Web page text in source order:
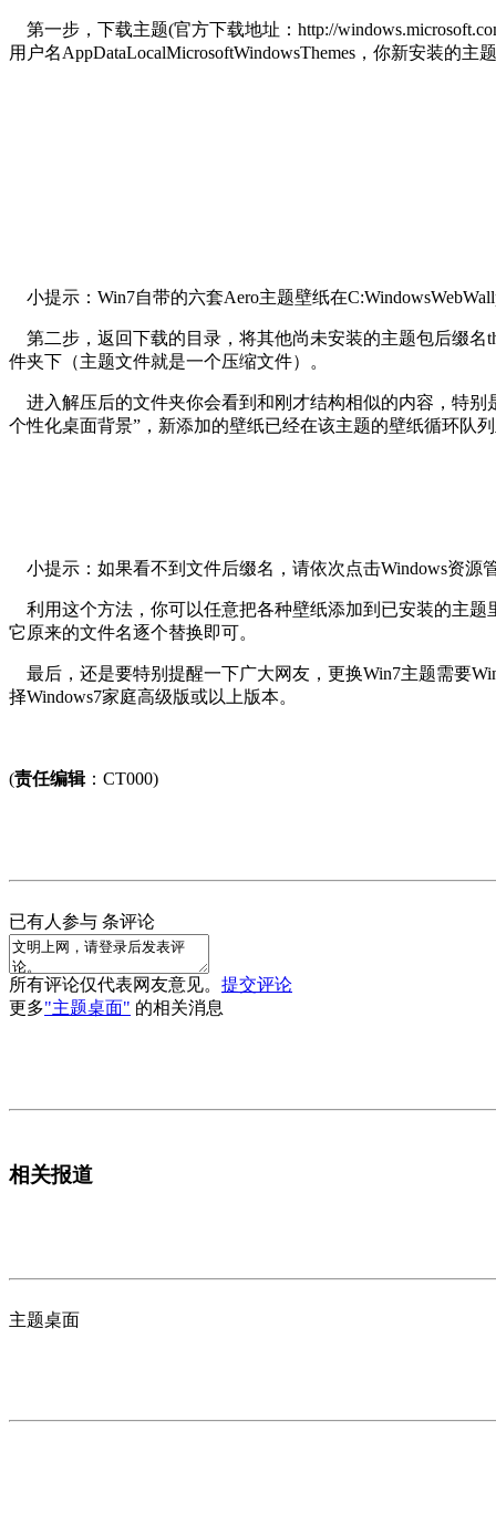
第一步，下载主题(官方下载地址：http://
用户名AppDataLocalMicrosoftWindowsThemes，你新安装的
小提示：Win7自带的六套Aero主题壁纸在
第二步，返回下载的目录，将其他尚未安装的主题包后缀名
件夹下（主题文件就是一个压缩文件）。
进入解压后的文件夹你会看到和刚才结构相似的内容，特别
个性化桌面背景”，新添加的壁纸已经在该主题的壁纸循环队
小提示：如果看不到文件后缀名，请依次点击Windows资源
利用这个方法，你可以任意把各种壁纸添加到已安装的主题
它原来的文件名逐个替换即可。
最后，还是要特别提醒一下广大网友，更换Win7主题需要
择Windows7家庭高级版或以上版本。
(责任编辑：CT000)
已有人参与 条评论
所有评论仅代表网友意见。 提交评论
更多"主题桌面" 的相关消息
相关报道
主题桌面